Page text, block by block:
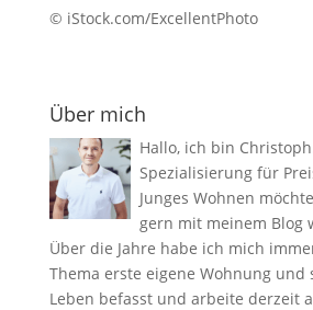
© iStock.com/ExcellentPhoto
Über mich
Hallo, ich bin
Spezialisierung für
Junges Wohnen
gern mit meinem Blog
Über die Jahre habe ich mich
Thema erste eigene Wohnung und
Leben befasst und arbeite derzeit